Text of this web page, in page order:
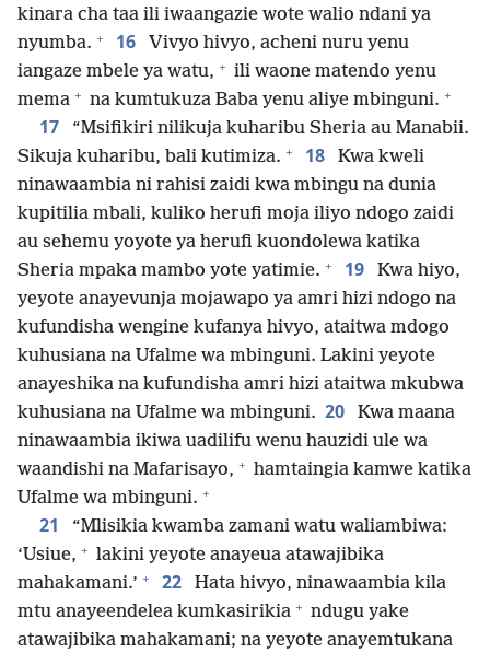
kinara cha taa ili iwaangazie wote walio ndani ya
nyumba. + 16
Vivyo hivyo, acheni nuru yenu
iangaze mbele ya watu, + ili waone matendo yenu
mema + na kumtukuza Baba yenu aliye mbinguni. +
17
“Msifikiri nilikuja kuharibu Sheria au Manabii.
Sikuja kuharibu, bali kutimiza. + 18
Kwa kweli
ninawaambia ni rahisi zaidi kwa mbingu na dunia
kupitilia mbali, kuliko herufi moja iliyo ndogo zaidi
au sehemu yoyote ya herufi kuondolewa katika
Sheria mpaka mambo yote yatimie. + 19
Kwa hiyo,
yeyote anayevunja mojawapo ya amri hizi ndogo na
kufundisha wengine kufanya hivyo, ataitwa mdogo
kuhusiana na Ufalme wa mbinguni. Lakini yeyote
anayeshika na kufundisha amri hizi ataitwa mkubwa
kuhusiana na Ufalme wa mbinguni. 20
Kwa maana
ninawaambia ikiwa uadilifu wenu hauzidi ule wa
waandishi na Mafarisayo, + hamtaingia kamwe katika
Ufalme wa mbinguni. +
21
“Mlisikia kwamba zamani watu waliambiwa:
‘Usiue, + lakini yeyote anayeua atawajibika
mahakamani.’ + 22
Hata hivyo, ninawaambia kila
mtu anayeendelea kumkasirikia + ndugu yake
atawajibika mahakamani; na yeyote anayemtukana